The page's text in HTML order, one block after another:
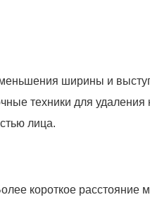
ширины и
техники для
лица.
короткое расстояние